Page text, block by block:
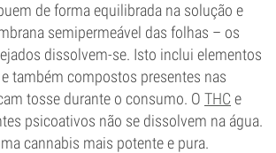
de forma equilibrada na solução e
semipermeável das folhas – os
dissolvem-se. Isto inclui elementos
também compostos presentes nas
tosse durante o consumo. O THC e
psicoativos não se dissolvem na água.
cannabis mais potente e pura.